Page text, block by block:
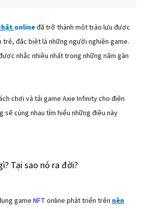
onlineđã trở thành một trào lưu được
trẻ, đặc biệt là những người nghiện game.
nhắc nhiều nhất trong những năm gần
chơi và tải game Axie Infinity cho điện
sẽ cùng nhau tìm hiểu những điều này
Tại sao nó ra đời?
game NFT online phát triển trên nền